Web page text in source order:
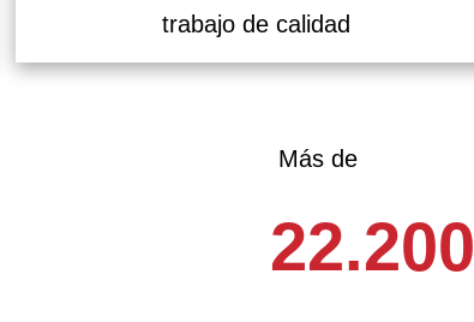
trabajo de calidad
Más de
22.200